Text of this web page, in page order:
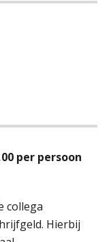
per persoon
collega
Hierbij